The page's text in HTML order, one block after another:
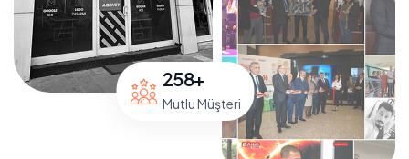
258+
Mutlu Müşteri